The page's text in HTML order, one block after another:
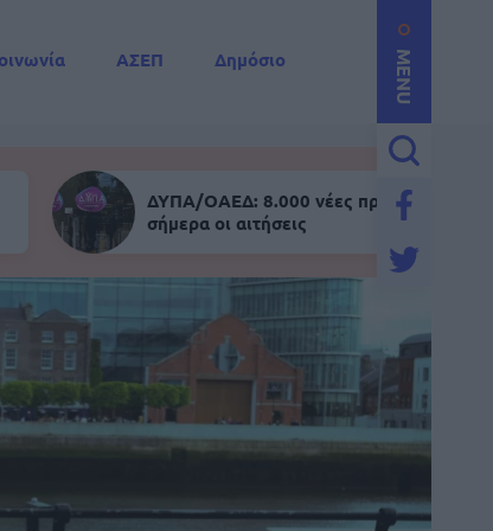
MENU
ΑΣΕΠ
Δημόσιο
ΔΥΠΑ/ΟΑΕΔ: 8.000 νέες προσλήψεις -
σήμερα οι αιτήσεις